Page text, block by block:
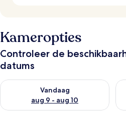
Kameropties
Controleer de
datums
Vandaag
aug 9 - aug 10
De beschikbaarheid controleren